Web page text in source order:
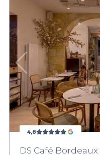
4,8
DS Café